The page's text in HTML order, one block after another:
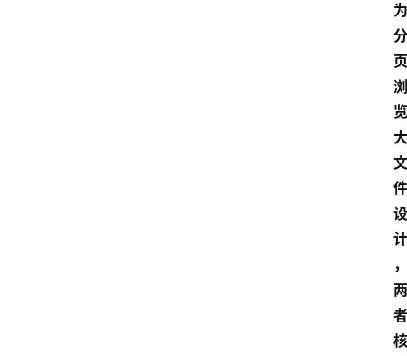
为
分
页
浏
览
大
文
件
设
计
，
两
者
核